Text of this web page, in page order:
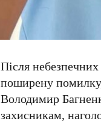
Після
поширену
Володимир
захисникам,